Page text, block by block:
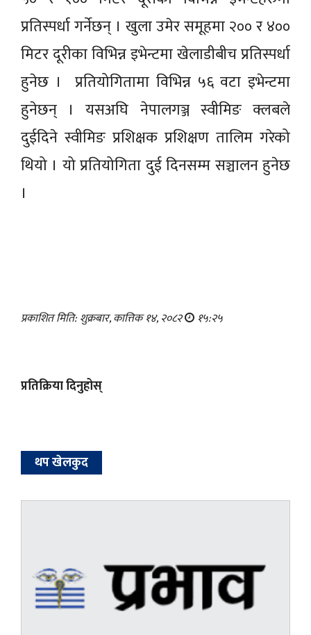
प्रतिस्पर्धा गर्नेछन् । खुला उमेर समूहमा २०० र ४००
मिटर दूरीका विभिन्न इभेन्टमा खेलाडीबीच प्रतिस्पर्धा
हुनेछ । प्रतियोगितामा विभिन्न ५६ वटा इभेन्टमा
हुनेछन् । यसअघि नेपालगञ्ज स्वीमिङ क्लबले
दुईदिने स्वीमिङ प्रशिक्षक प्रशिक्षण तालिम गरेको
थियो । यो प्रतियोगिता दुई दिनसम्म सञ्चालन हुनेछ
।
प्रकाशित मिति: शुक्रबार, कात्तिक १४, २०८२ १५:२५
प्रतिक्रिया दिनुहोस्
थप खेलकुद